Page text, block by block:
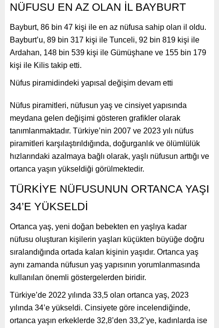
NÜFUSU EN AZ OLAN İL BAYBURT
Bayburt, 86 bin 47 kişi ile en az nüfusa sahip olan il oldu.
Bayburt’u, 89 bin 317 kişi ile Tunceli, 92 bin 819 kişi ile
Ardahan, 148 bin 539 kişi ile Gümüşhane ve 155 bin 179
kişi ile Kilis takip etti.
Nüfus piramidindeki yapısal değişim devam etti
Nüfus piramitleri, nüfusun yaş ve cinsiyet yapısında
meydana gelen değişimi gösteren grafikler olarak
tanımlanmaktadır. Türkiye’nin 2007 ve 2023 yılı nüfus
piramitleri karşılaştırıldığında, doğurganlık ve ölümlülük
hızlarındaki azalmaya bağlı olarak, yaşlı nüfusun arttığı ve
ortanca yaşın yükseldiği görülmektedir.
TÜRKİYE NÜFUSUNUN ORTANCA YAŞI
34’E YÜKSELDİ
Ortanca yaş, yeni doğan bebekten en yaşlıya kadar
nüfusu oluşturan kişilerin yaşları küçükten büyüğe doğru
sıralandığında ortada kalan kişinin yaşıdır. Ortanca yaş
aynı zamanda nüfusun yaş yapısının yorumlanmasında
kullanılan önemli göstergelerden biridir.
Türkiye’de 2022 yılında 33,5 olan ortanca yaş, 2023
yılında 34’e yükseldi. Cinsiyete göre incelendiğinde,
ortanca yaşın erkeklerde 32,8’den 33,2’ye, kadınlarda ise